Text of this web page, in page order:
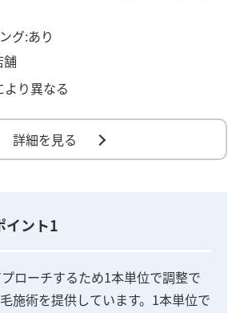
グ:あり
舗
より異なる
詳細を見る
イント1
ローチするため1本単位で調整で
施術を提供しています。1本単位で